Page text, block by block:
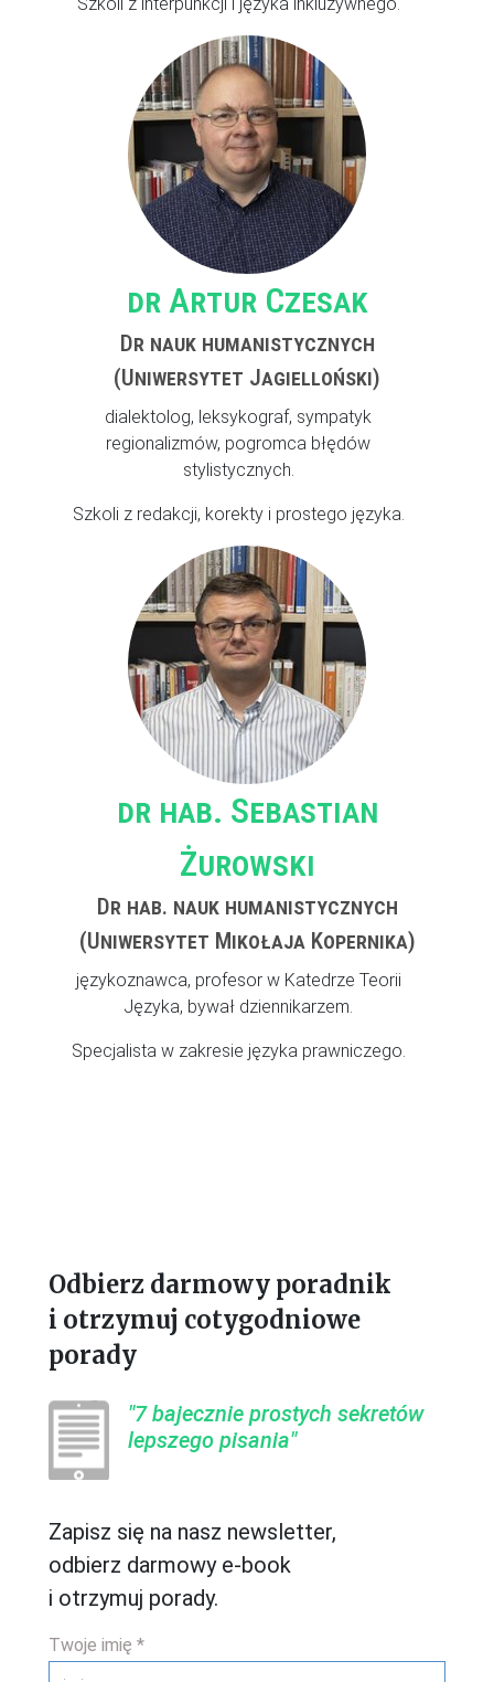
dr Artur Czesak
Dr nauk humanistycznych
(Uniwersytet Jagielloński)
dialektolog, leksykograf, sympatyk
regionalizmów, pogromca błędów
stylistycznych.
Szkoli z redakcji, korekty i prostego języka.
dr hab. Sebastian
Żurowski
Dr hab. nauk humanistycznych
(Uniwersytet Mikołaja Kopernika)
językoznawca, profesor w Katedrze Teorii
Języka, bywał dziennikarzem.
Specjalista w zakresie języka prawniczego.
Odbierz darmowy poradnik
i otrzymuj cotygodniowe
porady
"7 bajecznie prostych sekretów
lepszego pisania"
Zapisz się na nasz newsletter,
odbierz darmowy e-book
i otrzymuj porady.
Twoje imię *